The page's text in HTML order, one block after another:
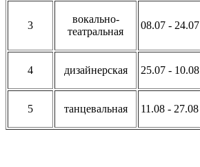
3
вокально-
театральная
08.07 - 24.07
4 дизайнерская 25.07 - 10.08
5 танцевальная 11.08 - 27.08